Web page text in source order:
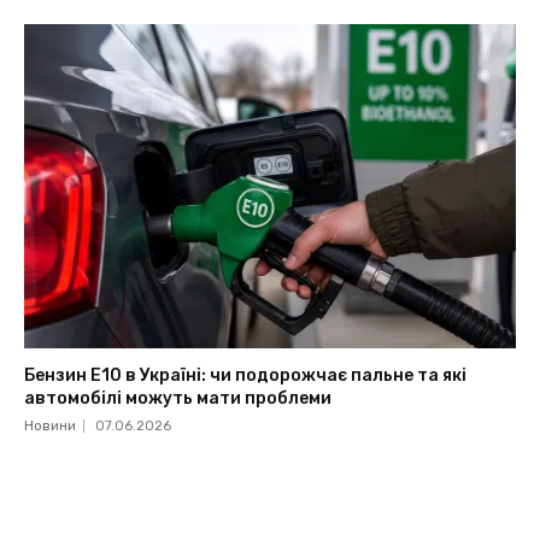
Бензин Е10 в Україні: чи подорожчає пальне та які
автомобілі можуть мати проблеми
Новини 07.06.2026